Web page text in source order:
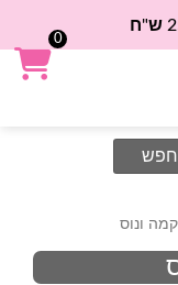
ונוס
0